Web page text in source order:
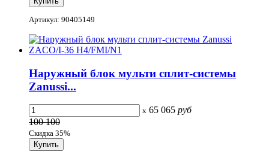
Артикул: 90405149
Наружный блок мульти сплит-системы
Zanussi...
x 65 065 руб
100 100
Скидка 35%